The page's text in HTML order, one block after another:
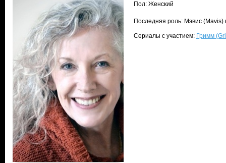
Пол: Женский
Последняя роль: Мэвис (Mavis)
Сериалы с участием: Гримм